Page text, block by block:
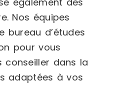
Nos équipes
bureau d’études
pour vous
dans la
adaptées à vos